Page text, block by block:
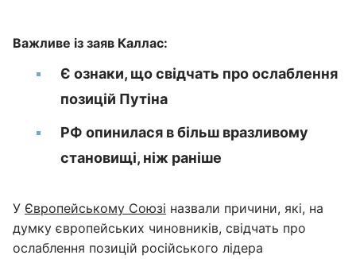
Важливе із заяв Каллас:
Є ознаки, що свідчать про ослаблення
позицій Путіна
РФ опинилася в більш вразливому
становищі, ніж раніше
У Європейському Союзі назвали причини, які, на
думку європейських чиновників, свідчать про
ослаблення позицій російського лідера